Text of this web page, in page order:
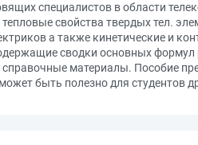
специалистов в области
свойства твердых тел.
а также кинетические и
сводки основных
материалы. Пособие
быть полезно для студентов